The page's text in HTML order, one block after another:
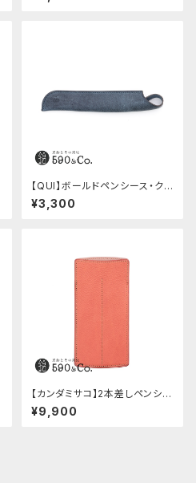
【QUI】ボールドペンシース・ク
ードゥー (ブルー)
¥3,300
【カンダミサコ】2本差しペンシー
ス・ミネルバボックス (ローズア
ンティコ)
¥9,900